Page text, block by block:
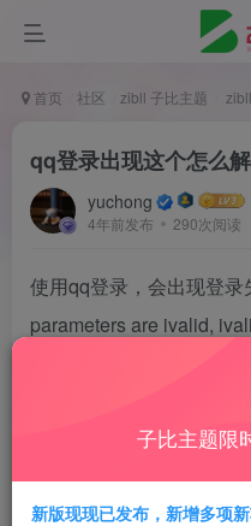
首页 社区 zibll 子比主题
qq登录出现这个怎么
yuchong
4年前发布 290次阅读
使用qq登录，会出现登录
parameters are ivalid,
欢
子比主题限
新版现现已发布，新增多项